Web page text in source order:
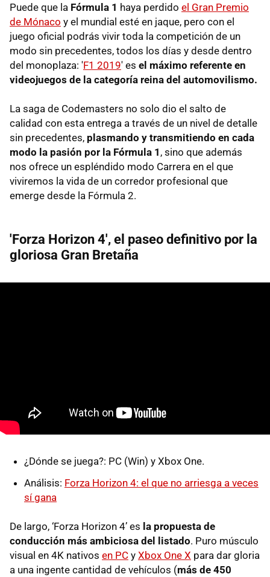
Puede que la Fórmula 1 haya perdido el Gran Premio
de Mónaco y el mundial esté en jaque, pero con el
juego oficial podrás vivir toda la competición de un
modo sin precedentes, todos los días y desde dentro
del monoplaza: 'F1 2019' es el máximo referente en
videojuegos de la categoría reina del automovilismo.
La saga de Codemasters no solo dio el salto de
calidad con esta entrega a través de un nivel de detalle
sin precedentes, plasmando y transmitiendo en cada
modo la pasión por la Fórmula 1 , sino que además
nos ofrece un espléndido modo Carrera en el que
viviremos la vida de un corredor profesional que
emerge desde la Fórmula 2.
'Forza Horizon 4', el paseo definitivo por la
gloriosa Gran Bretaña
¿Dónde se juega?: PC (Win) y Xbox One.
Análisis: Forza Horizon 4: el que no arriesga a veces
sí gana
De largo, ‘Forza Horizon 4’ es la propuesta de
conducción más ambiciosa del listado. Puro músculo
visual en 4K nativos en PC y Xbox One X para dar gloria
a una ingente cantidad de vehículos (más de 450